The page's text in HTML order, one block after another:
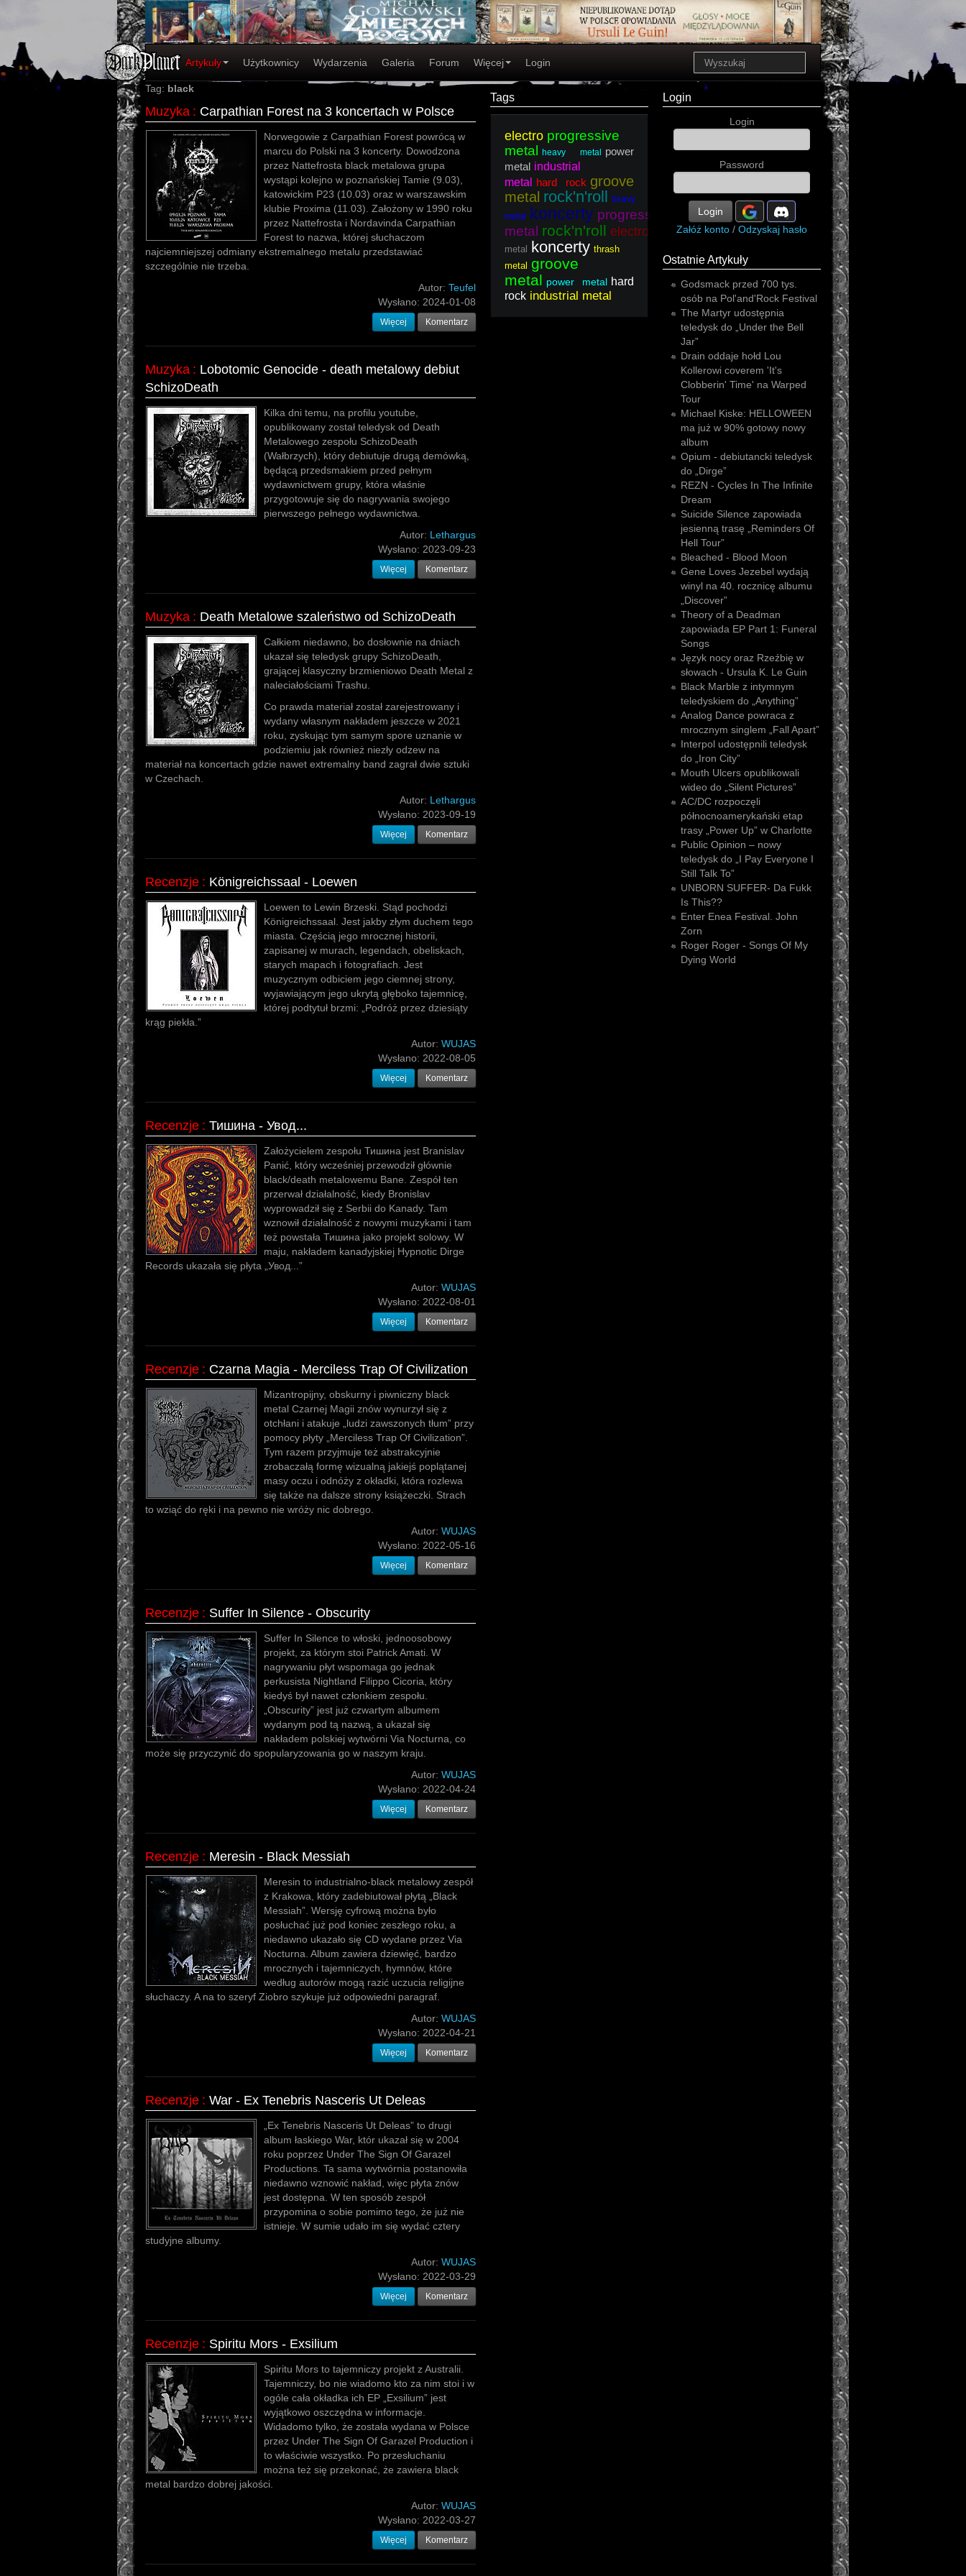
Artykuły Użytkownicy Wydarzenia Galeria Forum Więcej Login
Tag: black
Muzyka : Carpathian Forest na 3 koncertach w Polsce
Norwegowie z Carpathian Forest powrócą w
marcu do Polski na 3 koncerty. Dowodzona
przez Nattefrosta black metalowa grupa
wystąpi kolejno w poznańskiej Tamie (9.03),
katowickim P23 (10.03) oraz w warszawskim
klubie Proxima (11.03). Założony w 1990 roku
przez Nattefrosta i Nordavinda Carpathian
Forest to nazwa, której słuchaczom
najciemniejszej odmiany ekstremalnego metalu przedstawiać
szczególnie nie trzeba.
Autor: Teufel
Wysłano: 2024-01-08
Więcej Komentarz
Muzyka : Lobotomic Genocide - death metalowy debiut
SchizoDeath
Kilka dni temu, na profilu youtube,
opublikowany został teledysk od Death
Metalowego zespołu SchizoDeath
(Wałbrzych), który debiutuje drugą demówką,
będącą przedsmakiem przed pełnym
wydawnictwem grupy, która właśnie
przygotowuje się do nagrywania swojego
pierwszego pełnego wydawnictwa.
Autor: Lethargus
Wysłano: 2023-09-23
Więcej Komentarz
Muzyka : Death Metalowe szaleństwo od SchizoDeath
Całkiem niedawno, bo dosłownie na dniach
ukazał się teledysk grupy SchizoDeath,
grającej klasyczny brzmieniowo Death Metal z
naleciałościami Trashu.
Co prawda materiał został zarejestrowany i
wydany własnym nakładem jeszcze w 2021
roku, zyskując tym samym spore uznanie w
podziemiu jak również niezły odzew na
materiał na koncertach gdzie nawet extremalny band zagrał dwie sztuki
w Czechach.
Autor: Lethargus
Wysłano: 2023-09-19
Więcej Komentarz
Recenzje : Königreichssaal - Loewen
Loewen to Lewin Brzeski. Stąd pochodzi
Königreichssaal. Jest jakby złym duchem tego
miasta. Częścią jego mrocznej historii,
zapisanej w murach, legendach, obeliskach,
starych mapach i fotografiach. Jest
muzycznym odbiciem jego ciemnej strony,
wyjawiającym jego ukrytą głęboko tajemnicę,
której podtytuł brzmi: „Podróż przez dziesiąty
krąg piekła.”
Autor: WUJAS
Wysłano: 2022-08-05
Więcej Komentarz
Recenzje : Тишина - Увод...
Założycielem zespołu Тишина jest Branislav
Panić, który wcześniej przewodził głównie
black/death metalowemu Bane. Zespół ten
przerwał działalność, kiedy Bronislav
wyprowadził się z Serbii do Kanady. Tam
wznowił działalność z nowymi muzykami i tam
też powstała Тишина jako projekt solowy. W
maju, nakładem kanadyjskiej Hypnotic Dirge
Records ukazała się płyta „Увод​.​.​.”
Autor: WUJAS
Wysłano: 2022-08-01
Więcej Komentarz
Recenzje : Czarna Magia - Merciless Trap Of Civilization
Mizantropijny, obskurny i piwniczny black
metal Czarnej Magii znów wynurzył się z
otchłani i atakuje „ludzi zawszonych tłum” przy
pomocy płyty „Merciless Trap Of Civilization”.
Tym razem przyjmuje też abstrakcyjnie
zrobaczałą formę wizualną jakiejś poplątanej
masy oczu i odnóży z okładki, która rozlewa
się także na dalsze strony książeczki. Strach
to wziąć do ręki i na pewno nie wróży nic dobrego.
Autor: WUJAS
Wysłano: 2022-05-16
Więcej Komentarz
Recenzje : Suffer In Silence - Obscurity
Suffer In Silence to włoski, jednoosobowy
projekt, za którym stoi Patrick Amati. W
nagrywaniu płyt wspomaga go jednak
perkusista Nightland Filippo Cicoria, który
kiedyś był nawet członkiem zespołu.
„Obscurity” jest już czwartym albumem
wydanym pod tą nazwą, a ukazał się
nakładem polskiej wytwórni Via Nocturna, co
może się przyczynić do spopularyzowania go w naszym kraju.
Autor: WUJAS
Wysłano: 2022-04-24
Więcej Komentarz
Recenzje : Meresin - Black Messiah
Meresin to industrialno-black metalowy zespół
z Krakowa, który zadebiutował płytą „Black
Messiah”. Wersję cyfrową można było
posłuchać już pod koniec zeszłego roku, a
niedawno ukazało się CD wydane przez Via
Nocturna. Album zawiera dziewięć, bardzo
mrocznych i tajemniczych, hymnów, które
według autorów mogą razić uczucia religijne
słuchaczy. A na to szeryf Ziobro szykuje już odpowiedni paragraf.
Autor: WUJAS
Wysłano: 2022-04-21
Więcej Komentarz
Recenzje : War - Ex Tenebris Nasceris Ut Deleas
„Ex Tenebris Nasceris Ut Deleas” to drugi
album łaskiego War, któr ukazał się w 2004
roku poprzez Under The Sign Of Garazel
Productions. Ta sama wytwórnia postanowiła
niedawno wznowić nakład, więc płyta znów
jest dostępna. W ten sposób zespół
przypomina o sobie pomimo tego, że już nie
istnieje. W sumie udało im się wydać cztery
studyjne albumy.
Autor: WUJAS
Wysłano: 2022-03-29
Więcej Komentarz
Recenzje : Spiritu Mors - Exsilium
Spiritu Mors to tajemniczy projekt z Australii.
Tajemniczy, bo nie wiadomo kto za nim stoi i w
ogóle cała okładka ich EP „Exsilium” jest
wyjątkowo oszczędna w informacje.
Widadomo tylko, że została wydana w Polsce
przez Under The Sign Of Garazel Production i
to właściwie wszystko. Po przesłuchaniu
można też się przekonać, że zawiera black
metal bardzo dobrej jakości.
Autor: WUJAS
Wysłano: 2022-03-27
Więcej Komentarz
Tags
electro progressive
metal
heavy metal
power
metal industrial
metal
hard rock groove
metal rock'n'roll heavy
metal
koncerty progressive
metal rock'n'roll electro
thrash
metal koncerty thrash
metal groove
metal power metal hard
rock industrial metal
Login
Login
Password
Login
Załóż konto / Odzyskaj hasło
Ostatnie Artykuły
Godsmack przed 700 tys.
osób na Pol'and'Rock Festival
The Martyr udostępnia
teledysk do „Under the Bell
Jar”
Drain oddaje hołd Lou
Kollerowi coverem 'It's
Clobberin' Time' na Warped
Tour
Michael Kiske: HELLOWEEN
ma już w 90% gotowy nowy
album
Opium - debiutancki teledysk
do „Dirge”
REZN - Cycles In The Infinite
Dream
Suicide Silence zapowiada
jesienną trasę „Reminders Of
Hell Tour”
Bleached - Blood Moon
Gene Loves Jezebel wydają
winyl na 40. rocznicę albumu
„Discover”
Theory of a Deadman
zapowiada EP Part 1: Funeral
Songs
Język nocy oraz Rzeźbię w
słowach - Ursula K. Le Guin
Black Marble z intymnym
teledyskiem do „Anything”
Analog Dance powraca z
mrocznym singlem „Fall Apart”
Interpol udostępnili teledysk
do „Iron City”
Mouth Ulcers opublikowali
wideo do „Silent Pictures”
AC/DC rozpoczęli
północnoamerykański etap
trasy „Power Up” w Charlotte
Public Opinion – nowy
teledysk do „I Pay Everyone I
Still Talk To”
UNBORN SUFFER- Da Fukk
Is This??
Enter Enea Festival. John
Zorn
Roger Roger - Songs Of My
Dying World